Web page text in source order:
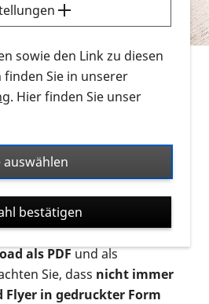
bzw. herunterladen
sich dieErklärvideos zum
der PRO RETINA-Website
Menschen an.
Sie sämtliches Infomaterial
um ausschließlich
Audios oder Videos zu
und Broschüren werden in
angeboten: zur
als gedruckte Variante
als PDFund als
Sie, dass nicht immer
in gedruckter Form
sowie den Link zu diesen
finden Sie in unserer
. Hier finden Sie unser
auswählen
bestätigen